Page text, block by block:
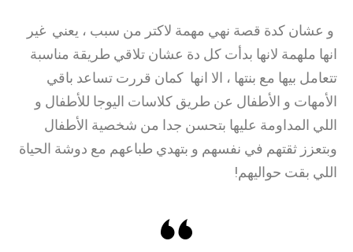
و عشان كدة قصة نهي مهمة لاكتر من سبب ، يعني غير
انها ملهمة لانها بدأت كل دة عشان تلاقي طريقة مناسبة
تتعامل بيها مع بنتها ، الا انها كمان قررت تساعد باقي
الأمهات و الأطفال عن طريق كلاسات اليوجا للأطفال و
اللي المداومة عليها بتحسن جدا من شخصية الأطفال
وبتعزز ثقتهم في نفسهم و بتهدي طباعهم مع دوشة الحياة
اللي بقت حواليهم!